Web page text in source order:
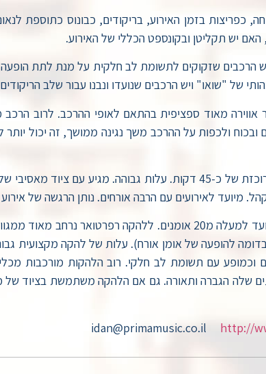
כפריצות בזמן האירוע, בריקודים, כבונוס כתוספת
יש תקליטן ובקונספט הכללי של האירוע.
הרכבים שזקוקים לתשומת לב חלקית על מנת לתת
של "שואו" ויש הרכבים שנועדו ונבנו עבור שלב
אווירה מאוד ספציפית בהתאם לאופי ההרכב. לרוב
– לרוב דמות מוכרת. מגיע להופעה מרוכזת של כ-45 דקות. עלות
מיועד לאירועים עם הרבה אורחים. נותן הרגשה של
– להקה יכולה להיות מורכבת מ-4 אומנים ועד למעלה מ20 אומנים.
להופעה של אומן אורח). עלות של להקה מקצועית
וכמופע עם תשומת לב חלקי. רוב הלהקות מורכבות מכלי
שלה הגברה ותאורה. גם אם הלהקה משתמשת בציוד של
http://